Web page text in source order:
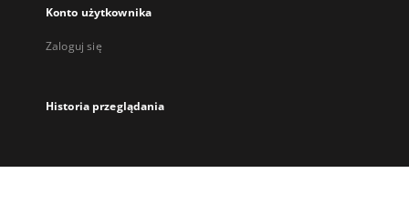
Konto użytkownika
Zaloguj się
Historia przeglądania